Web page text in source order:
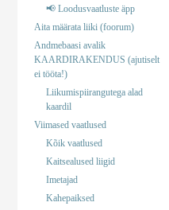
📢 Loodusvaatluste äpp
Aita määrata liiki (foorum)
Andmebaasi avalik
KAARDIRAKENDUS (ajutiselt
ei tööta!)
Liikumispiirangutega alad
kaardil
Viimased vaatlused
Kõik vaatlused
Kaitsealused liigid
Imetajad
Kahepaiksed